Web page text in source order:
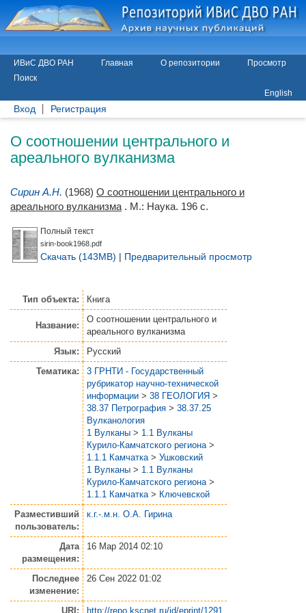
ИВиС ДВО РАН Главная О репозитории
Просмотр
Поиск
English
Вход Регистрация
О соотношении центрального и
ареального вулканизма
Сирин А.Н. (1968) О соотношении центрального и
ареального вулканизма . М.: Наука. 196 с.
Полный текст
sirin-book1968.pdf
Скачать (143MB) | Предварительный просмотр
Тип объекта: Книга
Название:
О соотношении центрального и
ареального вулканизма
Язык:
Русский
Тематика:
3 ГРНТИ - Государственный
рубрикатор научно-технической
информации > 38 ГЕОЛОГИЯ >
38.37 Петрография > 38.37.25
Вулканология
1 Вулканы > 1.1 Вулканы
Курило-Камчатского региона >
1.1.1 Камчатка > Ушковский
1 Вулканы > 1.1 Вулканы
Курило-Камчатского региона >
1.1.1 Камчатка > Ключевской
Разместивший
пользователь:
к.г.-.м.н. О.А. Гирина
Дата
размещения:
16 Мар 2014 02:10
Последнее
изменение:
26 Сен 2022 01:02
URI: http://repo.kscnet.ru/id/eprint/1291